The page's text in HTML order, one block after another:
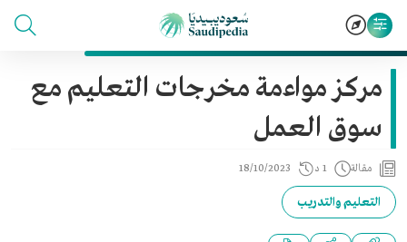
مركز مواءمة مخرجات التعليم مع
سوق العمل
مقالة 1 د 18/10/2023
التعليم والتدريب